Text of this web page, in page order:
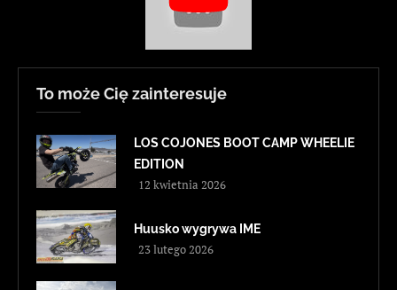
To może Cię zainteresuje
LOS COJONES BOOT CAMP WHEELIE
EDITION
12 kwietnia 2026
Huusko wygrywa IME
23 lutego 2026